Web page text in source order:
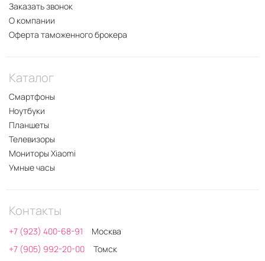
Заказать звонок
О компании
Оферта таможенного брокера
Каталог
Смартфоны
Ноутбуки
Планшеты
Телевизоры
Мониторы Xiaomi
Умные часы
Контакты
+7 (923) 400-68-91
Москва
+7 (905) 992-20-00
Томск